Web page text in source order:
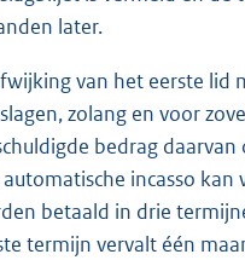
later.
van het eerste lid
zolang en voor
bedrag
incasso kan
betaald in drie
termijn vervalt één